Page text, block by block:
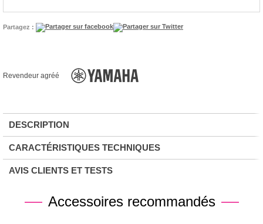
Partagez :
Revendeur agréé
DESCRIPTION
CARACTÉRISTIQUES TECHNIQUES
AVIS CLIENTS ET TESTS
Accessoires recommandés